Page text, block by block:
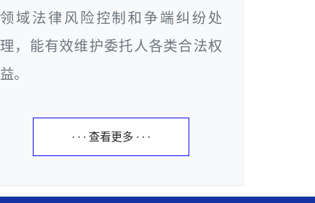
领域法律风险控制和争端纠纷处
理，能有效维护委托人各类合法权
益。
· · · 查看更多 · · ·